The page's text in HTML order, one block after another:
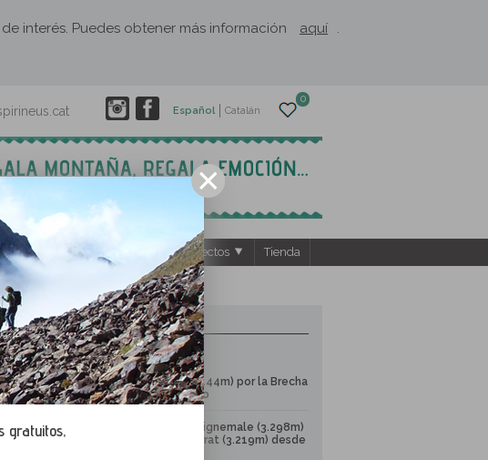
interés. Puedes obtener más información aquí
.
0
Español Catalán
gratuitos,
Establecimientos El Rusc: Proyectos Tienda
3 RUTAS CERCANAS
Pays Toy
Taillón (3.144m) por la Brecha
de Rolando
Del Gran Vignemale (3.298m)
al Montferrat (3.219m) desde
A LA RUTA